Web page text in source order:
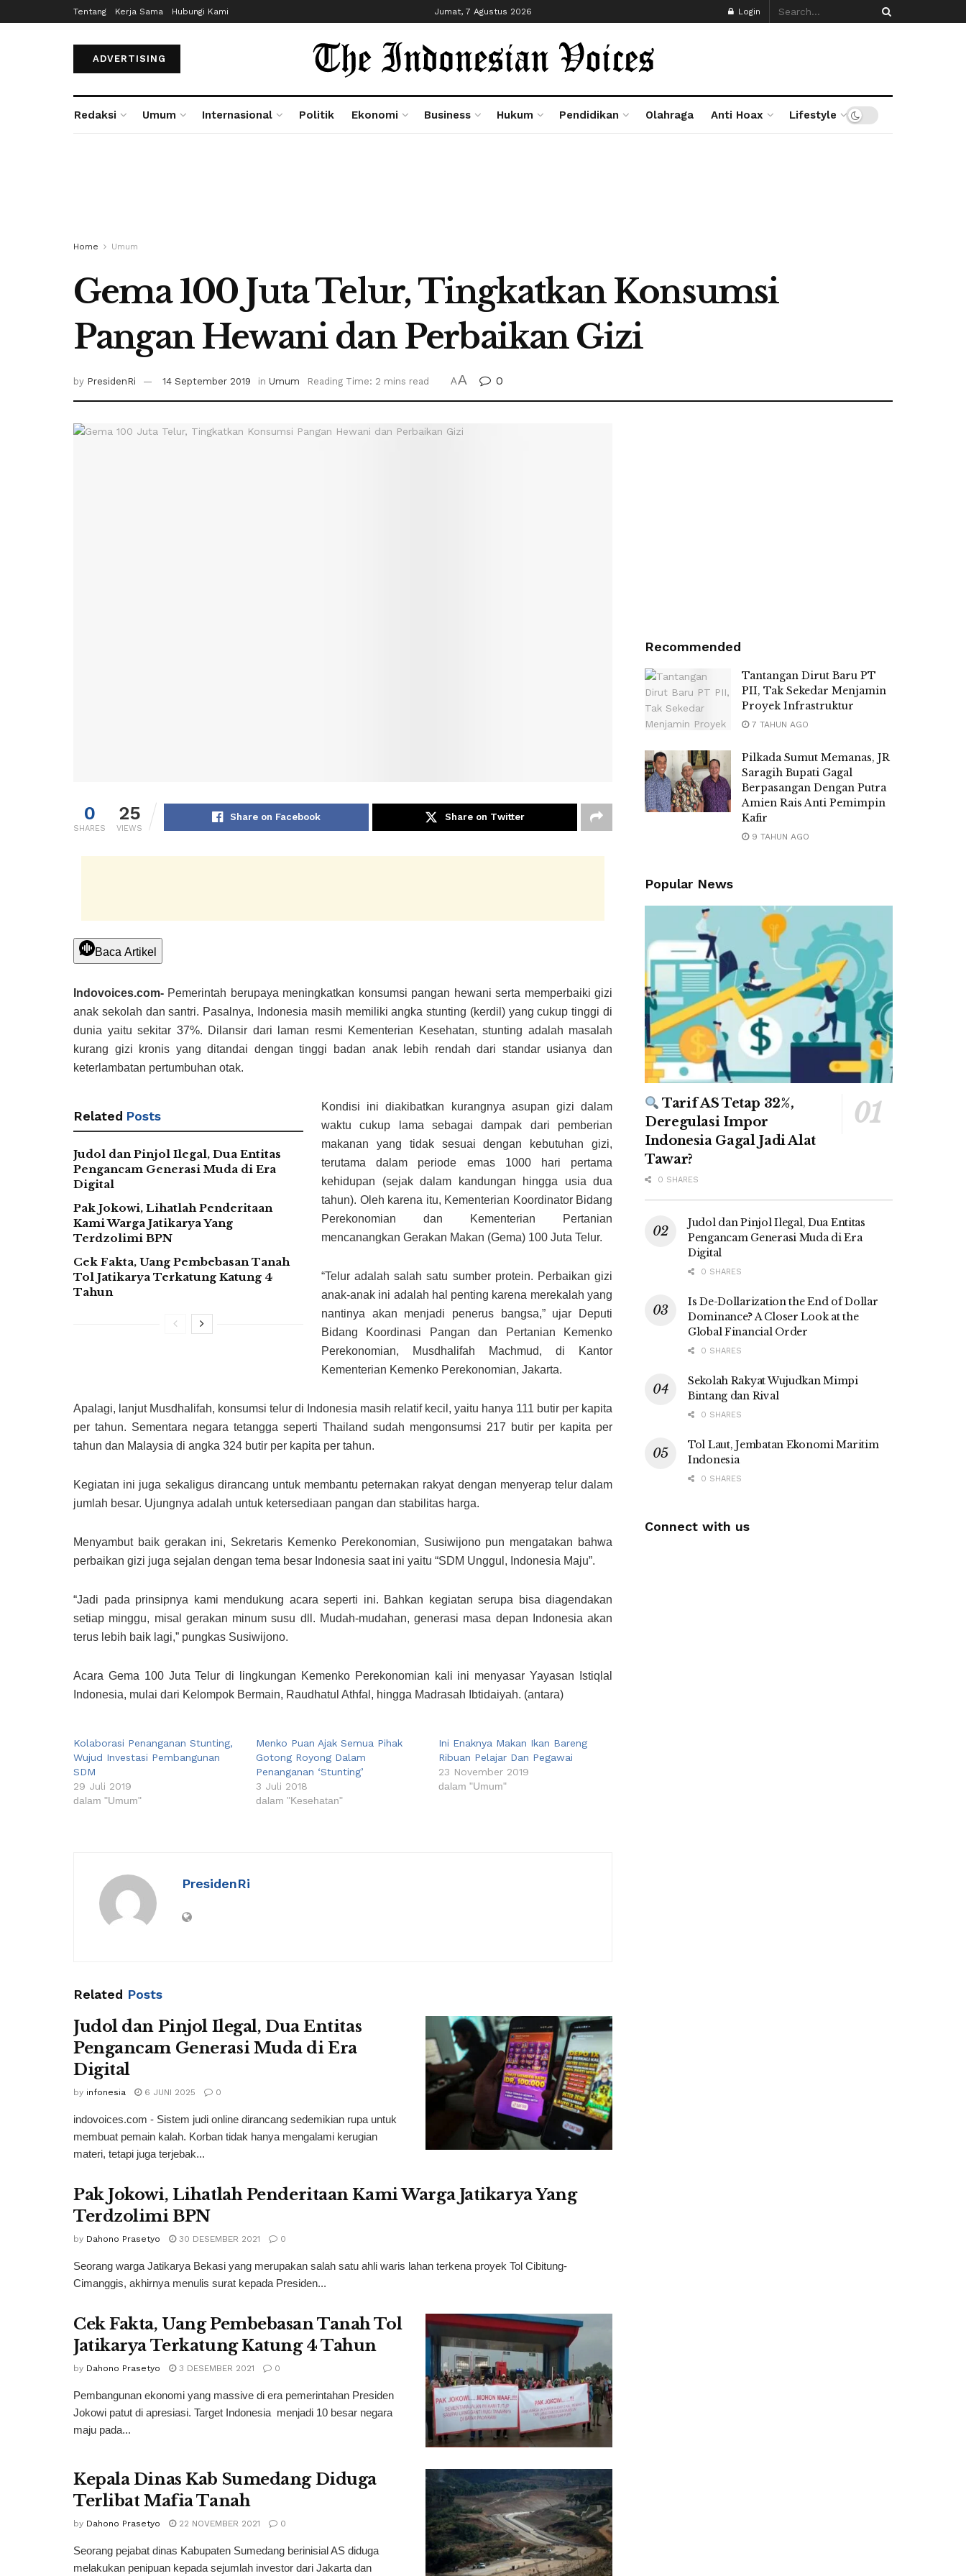
Tentang Kerja Sama Hubungi Kami Jumat, 7 Agustus 2026 Login
ADVERTISING
Redaksi Umum Internasional Politik Ekonomi Business Hukum Pendidikan Olahraga Anti Hoax Lifestyle
Home Umum
Gema 100 Juta Telur, Tingkatkan Konsumsi
Pangan Hewani dan Perbaikan Gizi
by PresidenRi 14 September 2019 in Umum Reading Time: 2 mins read AA 0
0
SHARES
25
VIEWS
Share on Facebook Share on Twitter
Baca Artikel
Indovoices.com- Pemerintah berupaya meningkatkan konsumsi pangan hewani serta memperbaiki gizi
anak sekolah dan santri. Pasalnya, Indonesia masih memiliki angka stunting (kerdil) yang cukup tinggi di
dunia yaitu sekitar 37%. Dilansir dari laman resmi Kementerian Kesehatan, stunting adalah masalah
kurang gizi kronis yang ditandai dengan tinggi badan anak lebih rendah dari standar usianya dan
keterlambatan pertumbuhan otak.
Related Posts
Judol dan Pinjol Ilegal, Dua Entitas
Pengancam Generasi Muda di Era
Digital
Pak Jokowi, Lihatlah Penderitaan
Kami Warga Jatikarya Yang
Terdzolimi BPN
Cek Fakta, Uang Pembebasan Tanah
Tol Jatikarya Terkatung Katung 4
Tahun
Kondisi ini diakibatkan kurangnya asupan gizi dalam
waktu cukup lama sebagai dampak dari pemberian
makanan yang tidak sesuai dengan kebutuhan gizi,
terutama dalam periode emas 1000 hari pertama
kehidupan (sejak dalam kandungan hingga usia dua
tahun). Oleh karena itu, Kementerian Koordinator Bidang
Perekonomian dan Kementerian Pertanian
mencanangkan Gerakan Makan (Gema) 100 Juta Telur.
“Telur adalah salah satu sumber protein. Perbaikan gizi
anak-anak ini adalah hal penting karena merekalah yang
nantinya akan menjadi penerus bangsa,” ujar Deputi
Bidang Koordinasi Pangan dan Pertanian Kemenko
Perekonomian, Musdhalifah Machmud, di Kantor
Kementerian Kemenko Perekonomian, Jakarta.
Apalagi, lanjut Musdhalifah, konsumsi telur di Indonesia masih relatif kecil, yaitu hanya 111 butir per kapita
per tahun. Sementara negara tetangga seperti Thailand sudah mengonsumsi 217 butir per kapita per
tahun dan Malaysia di angka 324 butir per kapita per tahun.
Kegiatan ini juga sekaligus dirancang untuk membantu peternakan rakyat dengan menyerap telur dalam
jumlah besar. Ujungnya adalah untuk ketersediaan pangan dan stabilitas harga.
Menyambut baik gerakan ini, Sekretaris Kemenko Perekonomian, Susiwijono pun mengatakan bahwa
perbaikan gizi juga sejalan dengan tema besar Indonesia saat ini yaitu “SDM Unggul, Indonesia Maju”.
“Jadi pada prinsipnya kami mendukung acara seperti ini. Bahkan kegiatan serupa bisa diagendakan
setiap minggu, misal gerakan minum susu dll. Mudah-mudahan, generasi masa depan Indonesia akan
terus lebih baik lagi,” pungkas Susiwijono.
Acara Gema 100 Juta Telur di lingkungan Kemenko Perekonomian kali ini menyasar Yayasan Istiqlal
Indonesia, mulai dari Kelompok Bermain, Raudhatul Athfal, hingga Madrasah Ibtidaiyah. (antara)
Kolaborasi Penanganan Stunting,
Wujud Investasi Pembangunan
SDM
29 Juli 2019
dalam "Umum"
Menko Puan Ajak Semua Pihak
Gotong Royong Dalam
Penanganan ‘Stunting’
3 Juli 2018
dalam "Kesehatan"
Ini Enaknya Makan Ikan Bareng
Ribuan Pelajar Dan Pegawai
23 November 2019
dalam "Umum"
PresidenRi
Related Posts
Judol dan Pinjol Ilegal, Dua Entitas
Pengancam Generasi Muda di Era
Digital
by infonesia 6 JUNI 2025 0
indovoices.com - Sistem judi online dirancang sedemikian rupa untuk
membuat pemain kalah. Korban tidak hanya mengalami kerugian
materi, tetapi juga terjebak...
Pak Jokowi, Lihatlah Penderitaan Kami Warga Jatikarya Yang
Terdzolimi BPN
by Dahono Prasetyo 30 DESEMBER 2021 0
Seorang warga Jatikarya Bekasi yang merupakan salah satu ahli waris lahan terkena proyek Tol Cibitung-
Cimanggis, akhirnya menulis surat kepada Presiden...
Cek Fakta, Uang Pembebasan Tanah Tol
Jatikarya Terkatung Katung 4 Tahun
by Dahono Prasetyo 3 DESEMBER 2021 0
Pembangunan ekonomi yang massive di era pemerintahan Presiden
Jokowi patut di apresiasi. Target Indonesia menjadi 10 besar negara
maju pada...
Kepala Dinas Kab Sumedang Diduga
Terlibat Mafia Tanah
by Dahono Prasetyo 22 NOVEMBER 2021 0
Seorang pejabat dinas Kabupaten Sumedang berinisial AS diduga
melakukan penipuan kepada sejumlah investor dari Jakarta dan
Recommended
Tantangan Dirut Baru PT
PII, Tak Sekedar Menjamin
Proyek Infrastruktur
7 TAHUN AGO
Pilkada Sumut Memanas, JR
Saragih Bupati Gagal
Berpasangan Dengan Putra
Amien Rais Anti Pemimpin
Kafir
9 TAHUN AGO
Popular News
Tarif AS Tetap 32%,
Deregulasi Impor
Indonesia Gagal Jadi Alat
Tawar?
0 SHARES
Judol dan Pinjol Ilegal, Dua Entitas
Pengancam Generasi Muda di Era
Digital
0 SHARES
Is De-Dollarization the End of Dollar
Dominance? A Closer Look at the
Global Financial Order
0 SHARES
Sekolah Rakyat Wujudkan Mimpi
Bintang dan Rival
0 SHARES
Tol Laut, Jembatan Ekonomi Maritim
Indonesia
0 SHARES
Connect with us